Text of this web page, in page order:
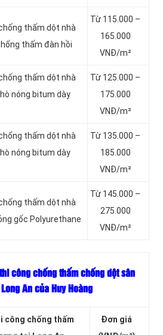
thấm dột nhà
thấm đàn hồi
Từ 115.000 –
165.000
VNĐ/m²
thấm dột nhà
nóng bitum dày
Từ 125.000 –
175.000
VNĐ/m²
thấm dột nhà
nóng bitum dày
Từ 135.000 –
185.000
VNĐ/m²
thấm dột nhà
gốc Polyurethane
Từ 145.000 –
275.000
VNĐ/m²
công chống thấm chống dột sân
An của Huy Hoàng
công chống thấm
Đơn giá